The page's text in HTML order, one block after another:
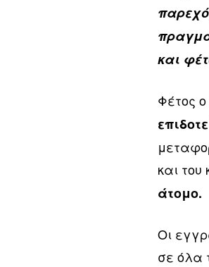
και
Φέτος
και
άτομο.
Οι
σε όλα